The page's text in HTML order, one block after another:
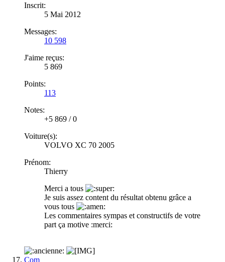
Inscrit:
5 Mai 2012
Messages:
10 598
J'aime reçus:
5 869
Points:
113
Notes:
+5 869 /0
Voiture(s):
VOLVO XC 70 2005
Prénom:
Thierry
Merci a tous
Je suis assez content du résultat obtenu grâce a
vous tous
Les commentaires sympas et constructifs de votre
part ça motive :merci:
Com